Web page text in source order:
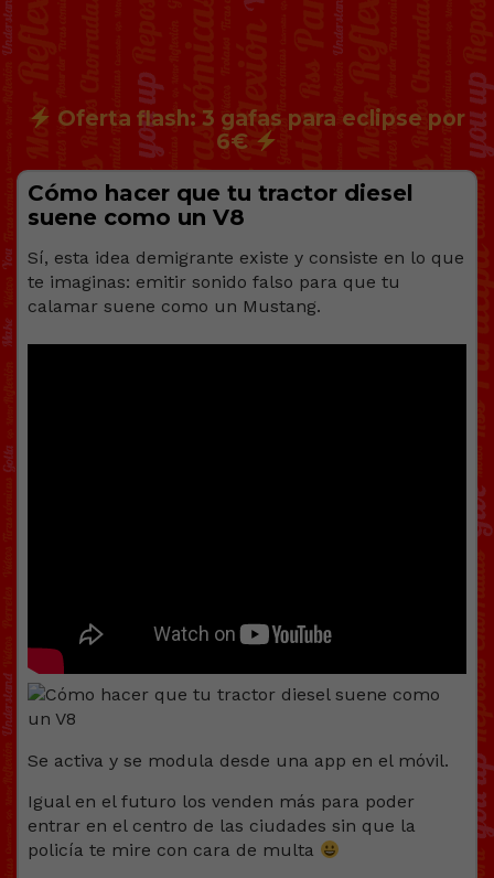
Oferta flash: 3 gafas para eclipse por
6€
Cómo hacer que tu tractor diesel
suene como un V8
Sí, esta idea demigrante existe y consiste en lo que
te imaginas: emitir sonido falso para que tu
calamar suene como un Mustang.
Se activa y se modula desde una app en el móvil.
Igual en el futuro los venden más para poder
entrar en el centro de las ciudades sin que la
policía te mire con cara de multa